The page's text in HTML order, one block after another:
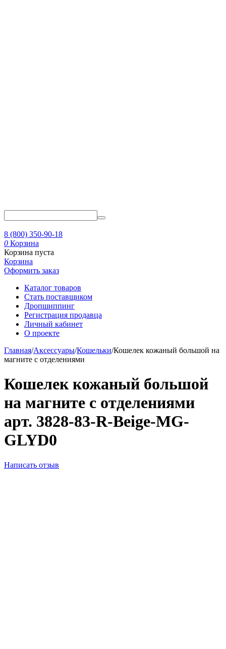
8 (800) 350-90-18
0 Корзина
Корзина пуста
Корзина
Оформить заказ
Каталог товаров
Стать поставщиком
Дропшиппинг
Регистрация продавца
Личный кабинет
О проекте
Главная/Аксессуары/Кошельки/Кошелек кожаный большой на
магните с отделениями
Кошелек кожаный большой
на магните с отделениями
арт. 3828-83-R-Beige-MG-
GLYD0
Написать отзыв